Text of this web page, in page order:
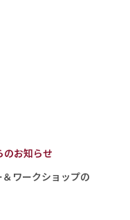
のお知らせ
ワークショップの